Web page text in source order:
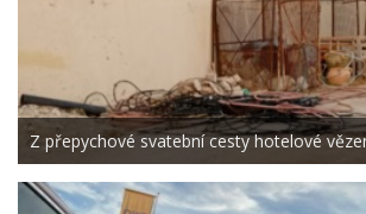
Z přepychové svatební cesty hotelové